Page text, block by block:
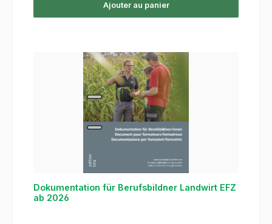
Ajouter au panier
Dokumentation für Berufsbildner Landwirt EFZ
ab 2026